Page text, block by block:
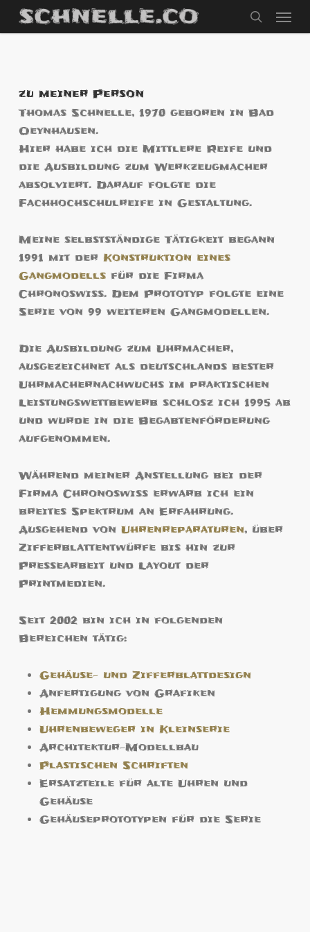
Skip
search
zu meiner Person
Thomas Schnelle, 1970 geboren in Bad
Oeynhausen.
Hier habe ich die Mittlere Reife und
die Ausbildung zum Werkzeugmacher
absolviert. Darauf folgte die
Fachhochschulreife in Gestaltung.
Meine selbstständige Tätigkeit begann
1991 mit der Konstruktion eines
Gangmodellsfür die Firma
Chronoswiss. Dem Prototyp folgte eine
Serie von 99 weiteren Gangmodellen.
Die Ausbildung zum Uhrmacher,
ausgezeichnet als deutschlands bester
Uhrmachernachwuchs im praktischen
Leistungswettbewerb schlosz ich 1995 ab
und wurde in die Begabtenförderung
aufgenommen.
Während meiner Anstellung bei der
Firma Chronoswiss erwarb ich ein
breites Spektrum an Erfahrung.
Ausgehend von Uhrenreparaturen, über
Zifferblattentwürfe bis hin zur
Pressearbeit und Layout der
Printmedien.
Seit 2002 bin ich in folgenden
Bereichen tätig:
Gehäuse- und Zifferblattdesign
Anfertigung von Grafiken
Hemmungsmodelle
Uhrenbeweger in Kleinserie
Architektur-Modellbau
Plastischen Schriften
Ersatzteile für alte Uhren und
Gehäuse
Gehäuseprototypen für die Serie